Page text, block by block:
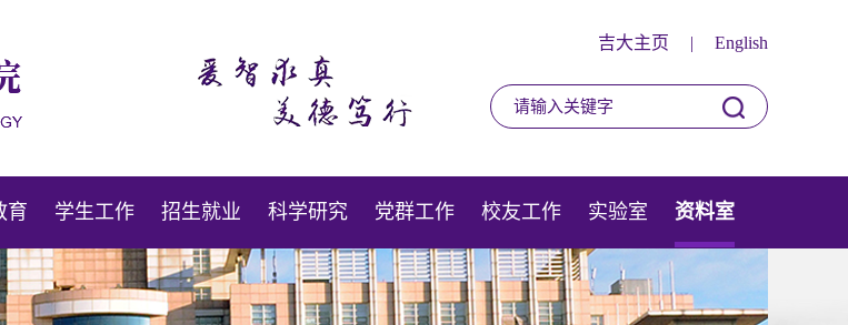
吉大主页 | English
育 学生工作 招生就业 科学研究 党群工作 校友工作 实验室 资料室